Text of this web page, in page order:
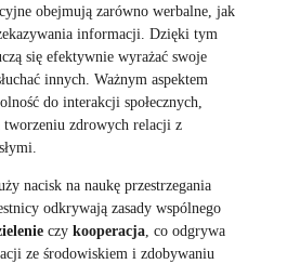
obejmują zarówno werbalne, jak
informacji. Dzięki tym
się efektywnie wyrażać swoje
innych. Ważnym aspektem
do interakcji społecznych,
tworzeniu zdrowych relacji z
nacisk na naukę przestrzegania
odkrywają zasady wspólnego
czy kooperacja , co odgrywa
ze środowiskiem i zdobywaniu